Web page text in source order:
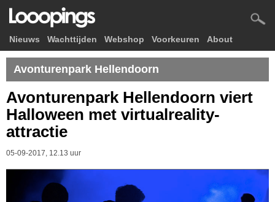
Nieuws Wachttijden Webshop Voorkeuren About
Avonturenpark Hellendoorn
Avonturenpark Hellendoorn viert
Halloween met virtualreality-
attractie
05-09-2017, 12.13 uur